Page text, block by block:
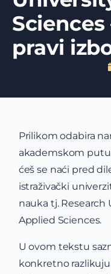
pravi
Prilikom odabira
akademskom
ćeš se naći pred
istraživački
nauka tj. Research
Applied Sciences.
U ovom tekstu
konkretno